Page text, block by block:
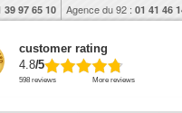
39 97 65 10 Agence du 92 : 01 41 46
customer rating
4.8/5
598 reviews More reviews